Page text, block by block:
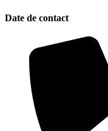
Date de contact